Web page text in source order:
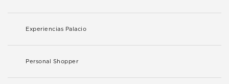
Experiencias Palacio
Personal Shopper